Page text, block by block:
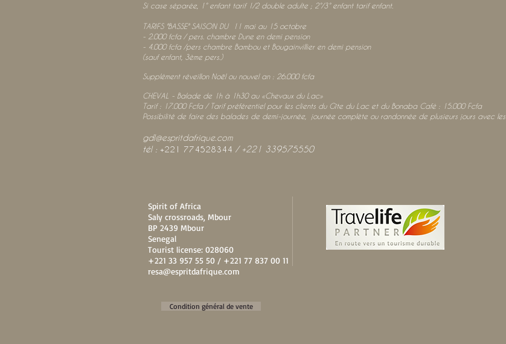
Si case séparée, 1° enfant tarif 1/2 double adulte ; 2°/3° enfant tarif enfant.
TARIFS "BASSE" SAISON DU 11 mai au 15 octobre
- 2.000 fcfa / pers. chambre Dune en demi pension
- 4.000 fcfa /pers chambre Bambou et Bougainvillier en demi pension
(sauf enfant, 3ème pers.)
Supplément réveillon Noël ou nouvel an : 26.000 fcfa
CHEVAL - Balade de 1h à 1h30 au «Chevaux du Lac»
Tarif : 17.000 Fcfa / Tarif préférentiel pour les clients du Gîte du Lac et du Bonaba Café : 15.000 Fcfa
Possibilité de faire des balades de demi-journée, journée complète ou randonnée de plusieurs jours avec les
gdl@espritdafrique.com
tél : +221 774528344 / +221 339575550
Spirit of Africa
Saly crossroads, Mbour
BP 2439 Mbour
Senegal
Tourist license: 028060
+221 33 957 55 50 / +221 77 837 00 11
resa@espritdafrique.com
Condition général de vente